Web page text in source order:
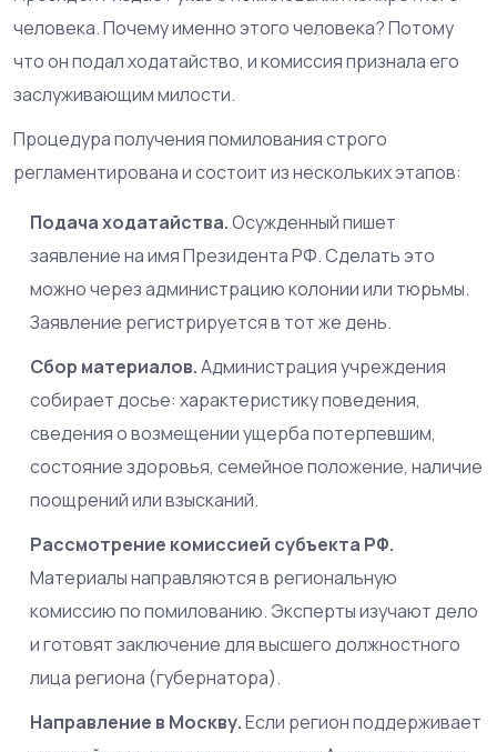
человека. Почему именно этого человека? Потому
что он подал ходатайство, и комиссия признала его
заслуживающим милости.
Процедура получения помилования строго
регламентирована и состоит из нескольких этапов:
Подача ходатайства.Осужденный пишет
заявление на имя Президента РФ. Сделать это
можно через администрацию колонии или тюрьмы.
Заявление регистрируется в тот же день.
Сбор материалов.Администрация учреждения
собирает досье: характеристику поведения,
сведения о возмещении ущерба потерпевшим,
состояние здоровья, семейное положение, наличие
поощрений или взысканий.
Рассмотрение комиссией субъекта РФ.
Материалы направляются в региональную
комиссию по помилованию. Эксперты изучают дело
и готовят заключение для высшего должностного
лица региона (губернатора).
Направление в Москву.Если регион поддерживает